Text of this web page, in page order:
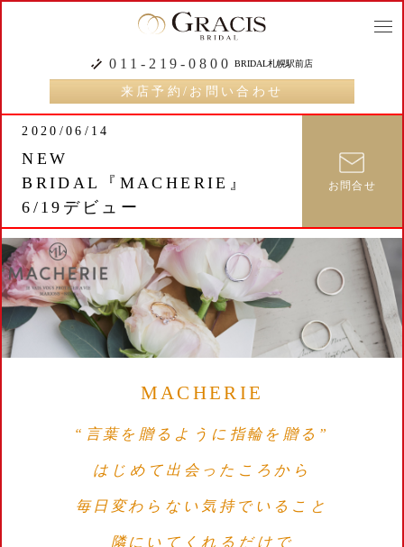
011-219-0800 BRIDAL札幌駅前店
来店予約/お問い合わせ
2020/06/14
NEW
BRIDAL『MACHERIE』
6/19デビュー
お問合せ
MACHERIE
“言葉を贈るように指輪を贈る”
はじめて出会ったころから
毎日変わらない気持でいること
隣にいてくれるだけで